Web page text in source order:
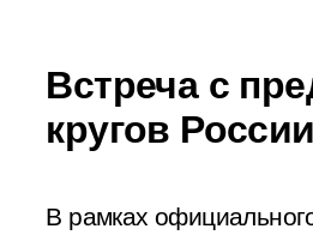
Встреча с
кругов
В рамках